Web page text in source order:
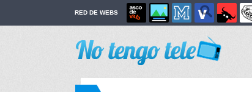
RED DE WEBS